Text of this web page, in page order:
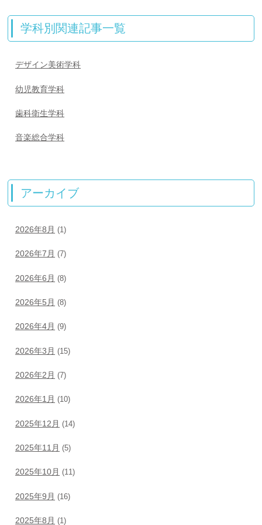
学科別関連記事一覧
デザイン美術学科
幼児教育学科
歯科衛生学科
音楽総合学科
アーカイブ
2026年8月 (1)
2026年7月 (7)
2026年6月 (8)
2026年5月 (8)
2026年4月 (9)
2026年3月 (15)
2026年2月 (7)
2026年1月 (10)
2025年12月 (14)
2025年11月 (5)
2025年10月 (11)
2025年9月 (16)
2025年8月 (1)